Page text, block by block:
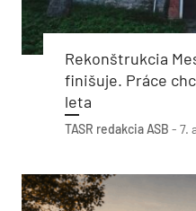
Rekonštrukcia
finišuje. Práce
leta
TASR redakcia ASB - 7.